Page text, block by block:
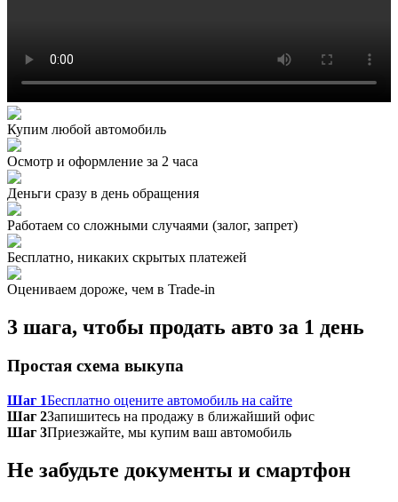
Купим любой автомобиль
Осмотр и оформление за 2 часа
Деньги сразу в день обращения
Работаем со сложными случаями (залог, запрет)
Бесплатно, никаких скрытых платежей
Оцениваем дороже, чем в Trade‑in
3 шага, чтобы продать авто за 1 день
Простая схема выкупа
Шаг 1Бесплатно оцените автомобиль на сайте
Шаг 2Запишитесь на продажу в ближайший офис
Шаг 3Приезжайте, мы купим ваш автомобиль
Не забудьте документы и смартфон